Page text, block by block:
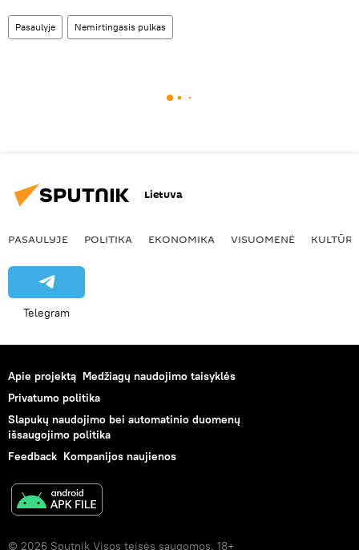
Pasaulyje Nemirtingasis pulkas
Lietuva
PASAULYJE POLITIKA EKONOMIKA VISUOMENĖ KULTŪRA
Telegram
Apie projektą Medžiagų naudojimo taisyklės
Privatumo politika
Slapukų naudojimo bei automatinio duomenų
išsaugojimo politika
Feedback Kompanijos naujienos
© 2026 Sputnik Visos teisės saugomos. 18+